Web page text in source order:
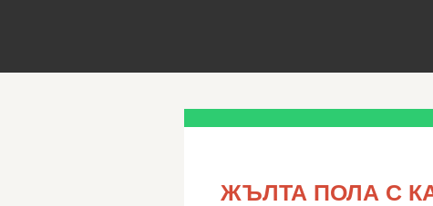
ЖЪЛТА ПОЛА С